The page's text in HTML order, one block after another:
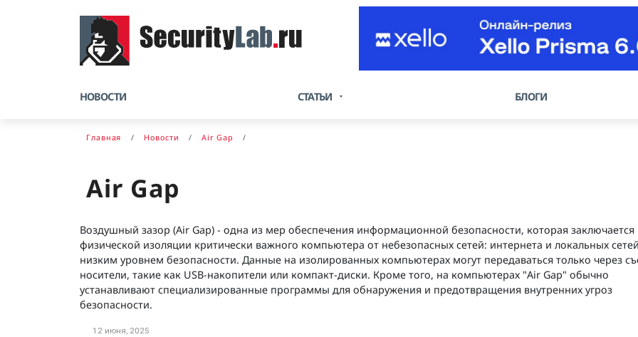
НОВОСТИ СТАТЬИ БЛОГИ
Главная Новости Air Gap
Air Gap
Воздушный зазор (Air Gap) - одна из мер обеспечения информационной безопасности, которая заключается
физической изоляции критически важного компьютера от небезопасных сетей: интернета и локальных
низким уровнем безопасности. Данные на изолированных компьютерах могут передаваться только через
носители, такие как USB-накопители или компакт-диски. Кроме того, на компьютерах "Air Gap" обычно
устанавливают специализированные программы для обнаружения и предотвращения внутренних угроз
безопасности.
12 июня, 2025